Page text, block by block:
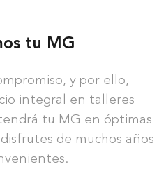
tu MG
y por ello,
integral en talleres
tu MG en óptimas
de muchos años